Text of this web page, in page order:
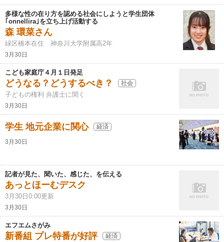
多様な性の在り方を認める社会にしようと学生団体
｢onnellira｣を立ち上げ活動する
森 環菜さん
緑区橋本在住 神奈川大学附属高2年
3月30日
こども家庭庁４月１日発足
どうなる？どうするべき？ 社会
子どもの権利 弁護士に聞く
3月30日
学生 地元企業に関心 経済
3月30日
記者が見た、聞いた、感じた、を伝える
あっとほーむデスク
3月30日0:00更新
3月30日
エフエムさがみ
新番組 プレ特番が好評 経済